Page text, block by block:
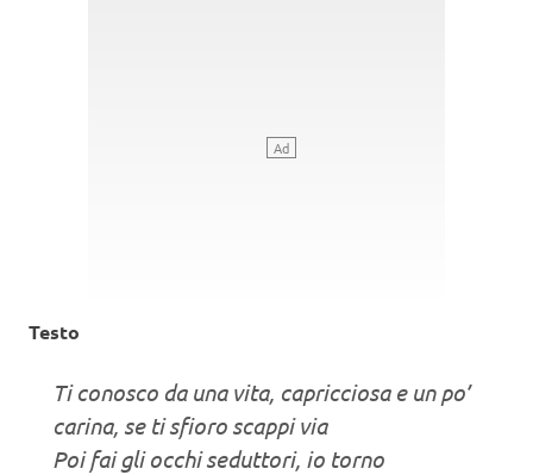
Testo
Ti conosco da una vita, capricciosa e un po’
carina, se ti sfioro scappi via
Poi fai gli occhi seduttori, io torno